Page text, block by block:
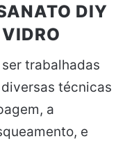
DIY
trabalhadas
técnicas
a
e